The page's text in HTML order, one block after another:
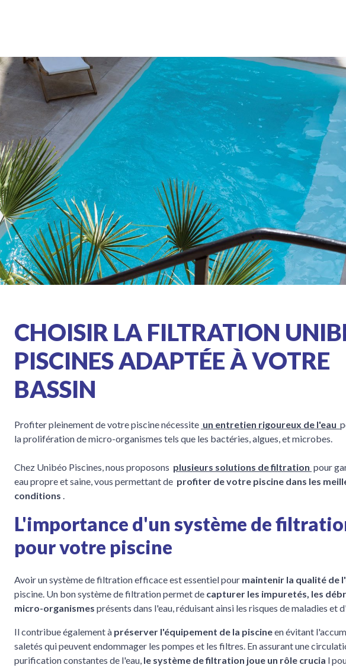
CHOISIR LA FILTRATION
PISCINES ADAPTÉE À VOTRE
BASSIN
Profiter pleinement de votre piscine nécessite un entretien rigoureux de l'eau
la prolifération de micro-organismes tels que les bactéries, algues, et microbes.
Chez Unibéo Piscines, nous proposons plusieurs solutions de filtration pour
eau propre et saine, vous permettant de profiter de votre piscine dans les
conditions .
L'importance d'un système de
pour votre piscine
Avoir un système de filtration efficace est essentiel pour maintenir la qualité de
piscine. Un bon système de filtration permet de capturer les impuretés, les
micro-organismes présents dans l'eau, réduisant ainsi les risques de maladies et
Il contribue également à préserver l'équipement de la piscineen évitant
saletés qui peuvent endommager les pompes et les filtres. En assurant une
purification constantes de l'eau, le système de filtration joue un rôle crucia l